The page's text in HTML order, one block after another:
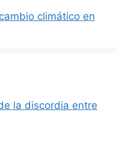
climático en
la discordia entre